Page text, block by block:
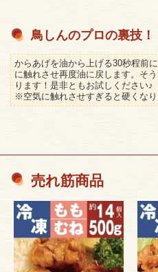
鳥しんのプロの裏技！
からあげを油から上げる30秒程前
に触れさせ再度油に戻します。そ
ります！是非ともお試しください♪
※空気に触れさせすぎると硬くなり
売れ筋商品